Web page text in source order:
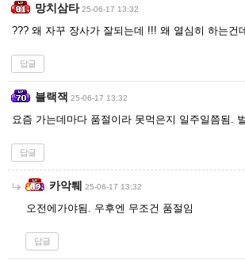
망치삼타 25-06-17 13:32
??? 왜 자꾸 장사가 잘되는데 !!! 왜 열심히 하는건
답글
블랙잭 25-06-17 13:32
요즘 가는데마다 품절이라 못먹은지 일주일쯤됨.
답글
카악퉤 25-06-17 13:32
오전에가야됨. 우후엔 무조건 품절임
답글